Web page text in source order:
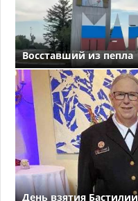
Восставший из пепла
День взятия Бастилии